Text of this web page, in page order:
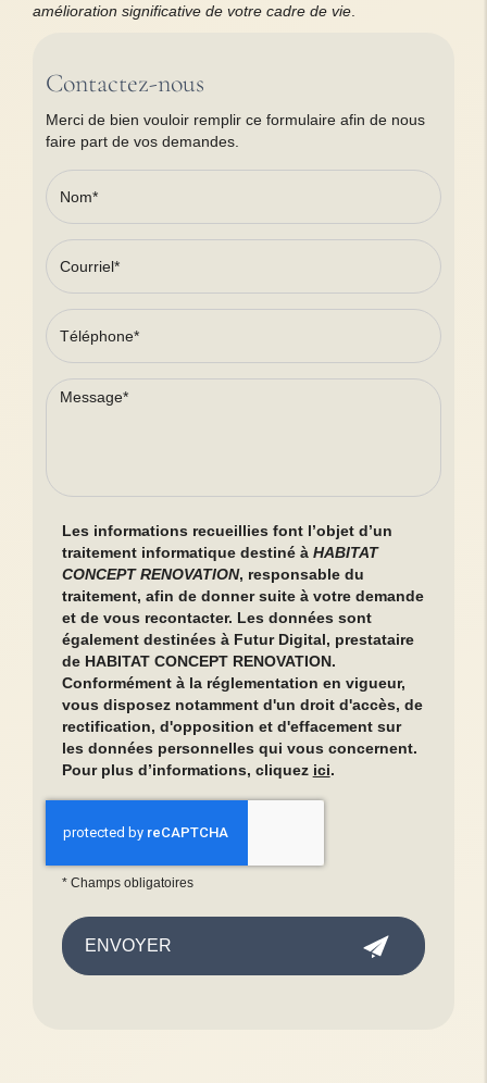
amélioration significative de votre cadre de vie.
Contactez-nous
Merci de bien vouloir remplir ce formulaire afin de nous
faire part de vos demandes.
Les informations recueillies font l’objet d’un
traitement informatique destiné àHABITAT
CONCEPT RENOVATION, responsable du
traitement, afin de donner suite à votre demande
et de vous recontacter. Les données sont
également destinées à Futur Digital, prestataire
de HABITAT CONCEPT RENOVATION.
Conformément à la réglementation en vigueur,
vous disposez notamment d'un droit d'accès, de
rectification, d'opposition et d'effacement sur
les données personnelles qui vous concernent.
Pour plus d’informations, cliquez ici.
* Champs obligatoires